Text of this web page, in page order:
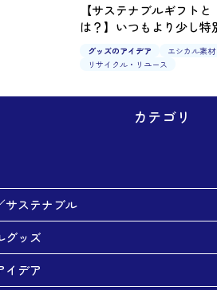
【サステナブルギフトと
は？】いつもより少し特
を演出できるギフトアイ
グッズのアイデア
エシカル素材
リサイクル・リユース
カテゴリ
サステナブル
グッズ
イデア